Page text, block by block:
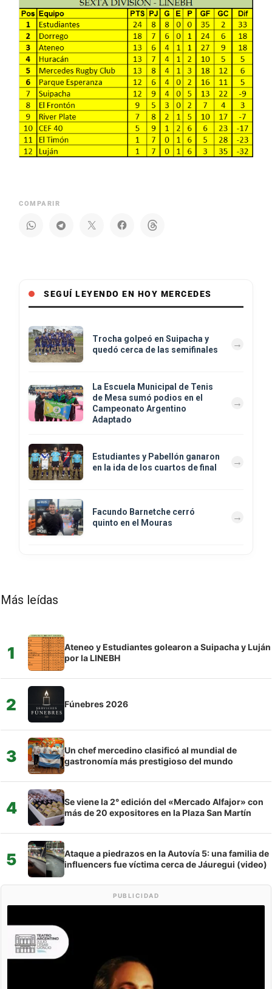
COMPARIR
SEGUÍ LEYENDO EN HOY MERCEDES
Trocha golpeó en Suipacha y
quedó cerca de las semifinales
La Escuela Municipal de Tenis
de Mesa sumó podios en el
Campeonato Argentino
Adaptado
Estudiantes y Pabellón ganaron
en la ida de los cuartos de final
Facundo Barnetche cerró
quinto en el Mouras
Más leídas
1
Ateneo y Estudiantes golearon a Suipacha y Luján
por la LINEBH
2 Fúnebres 2026
3
Un chef mercedino clasificó al mundial de
gastronomía más prestigioso del mundo
4
Se viene la 2° edición del «Mercado Alfajor» con
más de 20 expositores en la Plaza San Martín
5
Ataque a piedrazos en la Autovía 5: una familia de
influencers fue víctima cerca de Jáuregui (video)
PUBLICIDAD